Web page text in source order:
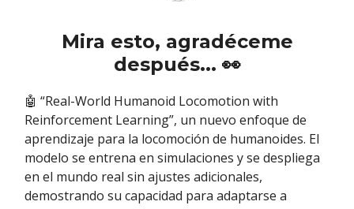
Mira esto, agradéceme
después... 👀
🤖 “Real-World Humanoid Locomotion with
Reinforcement Learning”, un nuevo enfoque de
aprendizaje para la locomoción de humanoides. El
modelo se entrena en simulaciones y se despliega
en el mundo real sin ajustes adicionales,
demostrando su capacidad para adaptarse a